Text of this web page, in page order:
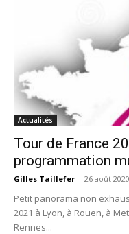
Actualités
Tour de France
programmation
Gilles Taillefer - 26 août 2020
Petit panorama non
2021 à Lyon, à Rouen, à
Rennes...